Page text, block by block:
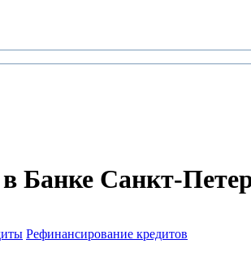
Банке Санкт-
Рефинансирование кредитов